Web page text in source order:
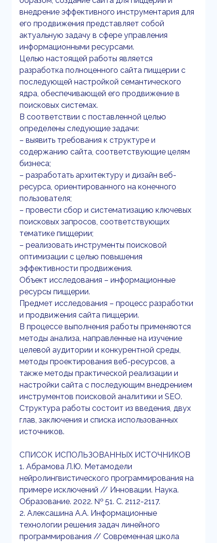
внедрение эффективного инструментария для
его продвижения представляет собой
актуальную задачу в сфере управления
информационными ресурсами.
Целью настоящей работы является
разработка полноценного сайта пиццерии с
последующей настройкой семантического
ядра, обеспечивающей его продвижение в
поисковых системах.
В соответствии с поставленной целью
определены следующие задачи:
– выявить требования к структуре и
содержанию сайта, соответствующие целям
бизнеса;
– разработать архитектуру и дизайн веб-
ресурса, ориентированного на конечного
пользователя;
– провести сбор и систематизацию ключевых
поисковых запросов, соответствующих
тематике пиццерии;
– реализовать инструменты поисковой
оптимизации с целью повышения
эффективности продвижения.
Объект исследования – информационные
ресурсы пиццерии.
Предмет исследования – процесс разработки
и продвижения сайта пиццерии.
В процессе выполнения работы применяются
методы анализа, направленные на изучение
целевой аудитории и конкурентной среды,
методы проектирования веб-ресурсов, а
также методы практической реализации и
настройки сайта с последующим внедрением
инструментов поисковой аналитики и SEO.
Структура работы состоит из введения, двух
глав, заключения и списка использованных
источников.
СПИСОК ИСПОЛЬЗОВАННЫХ ИСТОЧНИКОВ
1. Абрамова Л.Ю. Метамодели
нейролингвистического программирования на
примере исключений // Инновации. Наука.
Образование. 2022. № 51. С. 2112-2117.
2. Алексашина А.А. Информационные
технологии решения задач линейного
программирования // Современная школа